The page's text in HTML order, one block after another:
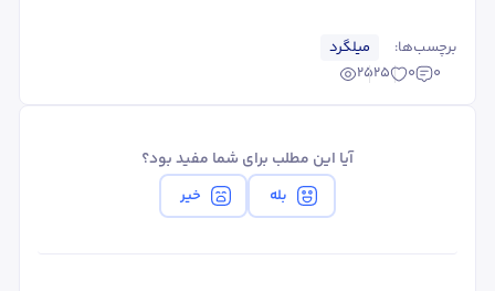
برچسب‌ها:
میلگرد
0
0
2525
آیا این مطلب برای شما مفید بود؟
بله خیر